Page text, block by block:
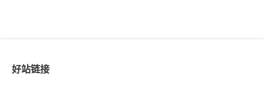
好站链接